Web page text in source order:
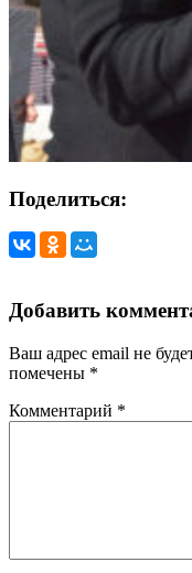
Поделиться:
Добавить
Ваш адрес email не
помечены *
Комментарий *